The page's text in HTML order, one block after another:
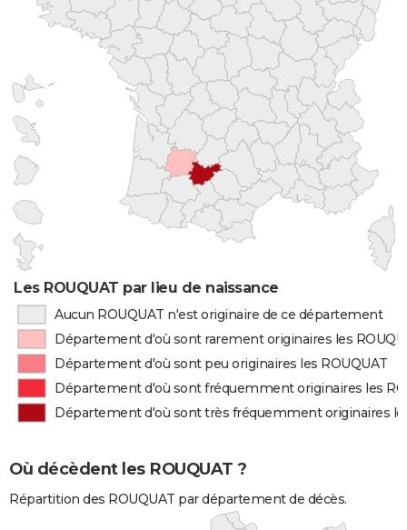
Les ROUQUAT par lieu de naissance
Aucun ROUQUAT n'est originaire de ce département
Département d'où sont rarement originaires les
Département d'où sont peu originaires les ROUQUAT
Département d'où sont fréquemment originaires les
Département d'où sont très fréquemment originaires
Où décèdent les ROUQUAT ?
Répartition des ROUQUAT par département de décès.